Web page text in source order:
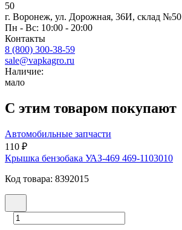
50
г. Воронеж, ул. Дорожная, 36И, склад №50
Пн - Вс: 10:00 - 20:00
Контакты
8 (800) 300-38-59
sale@vapkagro.ru
Наличие:
мало
С этим товаром покупают
Автомобильные запчасти
110 ₽
Крышка бензобака УАЗ-469 469-1103010
Код товара: 8392015